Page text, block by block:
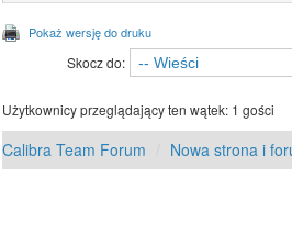
Pokaż wersję do druku
Skocz do:
Użytkownicy przeglądający ten wątek: 1 gości
Calibra Team Forum Nowa strona i